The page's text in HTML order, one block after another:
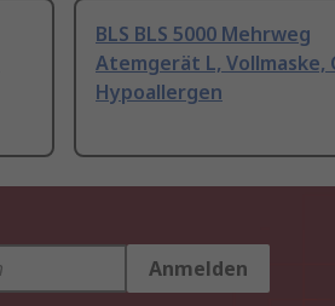
BLS BLS 5000 Mehrweg
Atemgerät L, Vollmaske,
Hypoallergen
Anmelden